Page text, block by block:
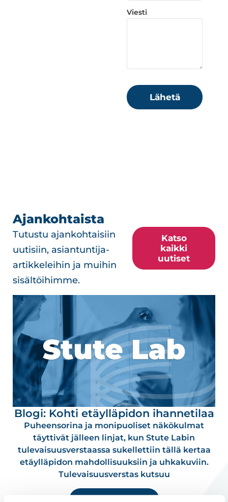
Viesti
Lähetä
Ajankohtaista
Tutustu ajankohtaisiin
uutisiin, asiantuntija-
artikkeleihin ja muihin
sisältöihimme.
Katso
kaikki
uutiset
Blogi: Kohti etäylläpidon ihannetilaa
Puheensorina ja monipuoliset näkökulmat
täyttivät jälleen linjat, kun Stute Labin
tulevaisuusverstaassa sukellettiin tällä kertaa
etäylläpidon mahdollisuuksiin ja uhkakuviin.
Tulevaisuusverstas kutsuu